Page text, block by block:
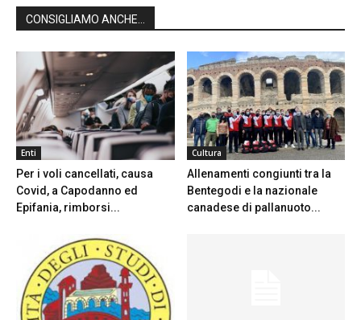
CONSIGLIAMO ANCHE...
Enti
Per i voli cancellati, causa
Covid, a Capodanno ed
Epifania, rimborsi...
Cultura
Allenamenti congiunti tra la
Bentegodi e la nazionale
canadese di pallanuoto...